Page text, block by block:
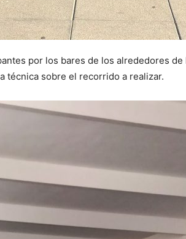
por los bares de los alrededores de
técnica sobre el recorrido a realizar.